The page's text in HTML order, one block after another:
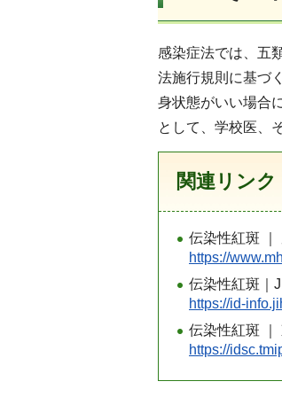
感染症法では、五
法施行規則に基づ
身状態がいい場合
として、学校医、
関連リンク
伝染性紅斑 ｜
https://
伝染性紅斑｜
https://id-
伝染性紅斑 ｜
https://